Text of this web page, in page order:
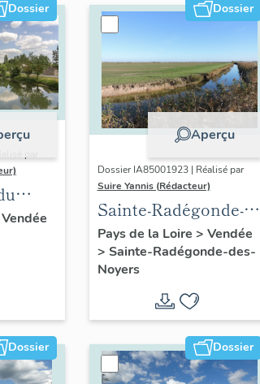
Dossier
par
Vendée
Dossier
Aperçu
Dossier IA85001923 | Réalisé par
Suire Yannis (Rédacteur)
Sainte-Radégonde-
des-Noyers :
présentation de la
commune
Pays de la Loire > Vendée
> Sainte-Radégonde-des-
Noyers
Dossier Dossier